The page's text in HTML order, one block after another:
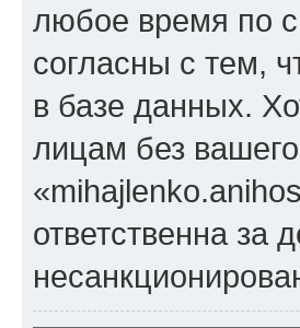
любое время по
согласны с тем,
в базе данных.
лицам без
ответственна за